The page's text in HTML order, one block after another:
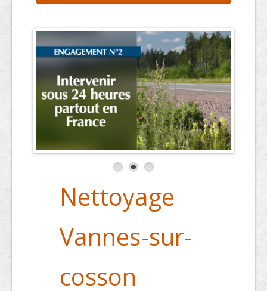
Trouver un professionnel
Contact et devis
Nettoyage
Vannes-sur-
cosson